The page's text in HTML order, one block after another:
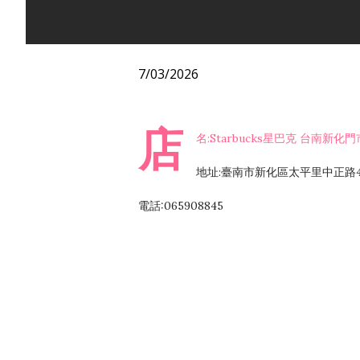
7/03/2026
店 名:Starbucks星巴克 台南新化門
地址:臺南市新化區太平里中正路
電話:065908845